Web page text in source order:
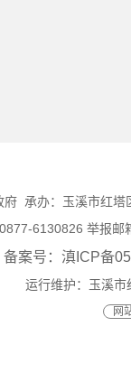
府 承办：玉溪市红
6130826 举报邮
备案号：滇ICP备
运行维护：玉溪
网